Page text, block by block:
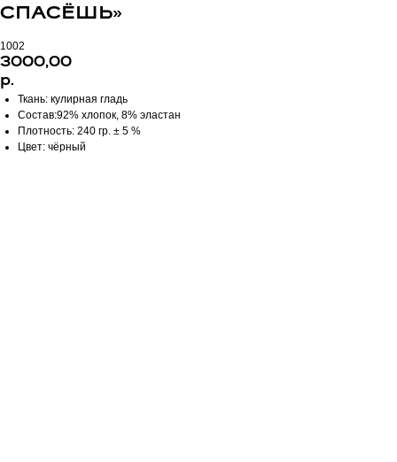
СПАСЁШЬ»
1002
3000,00
р.
Ткань: кулирная гладь
Состав:92% хлопок, 8% эластан
Плотность: 240 гр. ± 5 %
Цвет: чёрный